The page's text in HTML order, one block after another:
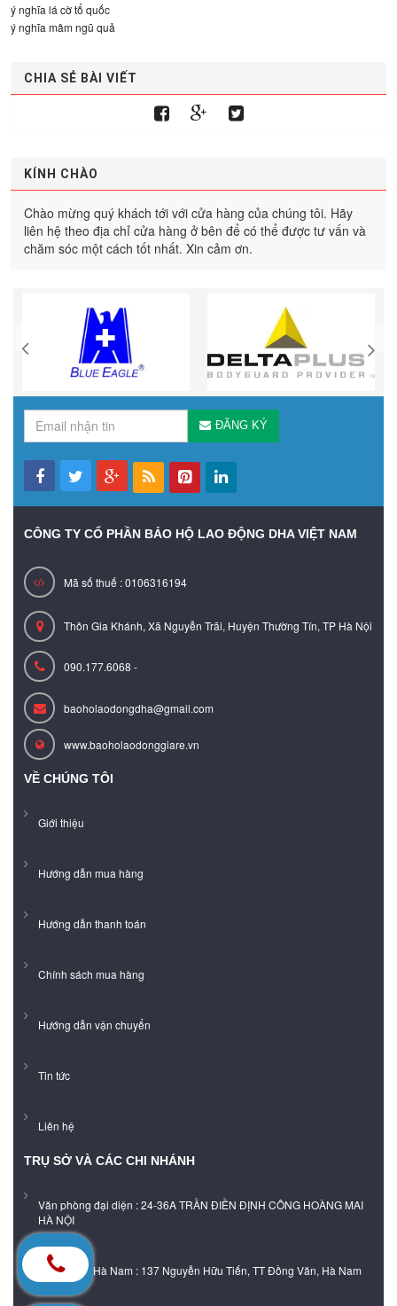
ý nghĩa lá cờ tổ quốc
ý nghĩa mâm ngũ quả
CHIA SẺ BÀI VIẾT
KÍNH CHÀO
Chào mừng quý khách tới với cửa hàng của chúng tôi. Hãy
liên hệ theo địa chỉ cửa hàng ở bên để có thể được tư vấn và
chăm sóc một cách tốt nhất. Xin cảm ơn.
ĐĂNG KÝ
CÔNG TY CỔ PHẦN BẢO HỘ LAO ĐỘNG DHA VIỆT NAM
Mã số thuế : 0106316194
Thôn Gia Khánh, Xã Nguyễn Trãi, Huyện Thường Tín, TP Hà Nội
090.177.6068 -
baoholaodongdha@gmail.com
www.baoholaodonggiare.vn
VỀ CHÚNG TÔI
Giới thiệu
Hướng dẫn mua hàng
Hướng dẫn thanh toán
Chính sách mua hàng
Hướng dẫn vận chuyển
Tin tức
Liên hệ
TRỤ SỞ VÀ CÁC CHI NHÁNH
Văn phòng đại diện : 24-36A TRẦN ĐIỀN ĐỊNH CÔNG HOÀNG MAI
HÀ NỘI
Showroom Hà Nam : 137 Nguyễn Hữu Tiến, TT Đồng Văn, Hà Nam